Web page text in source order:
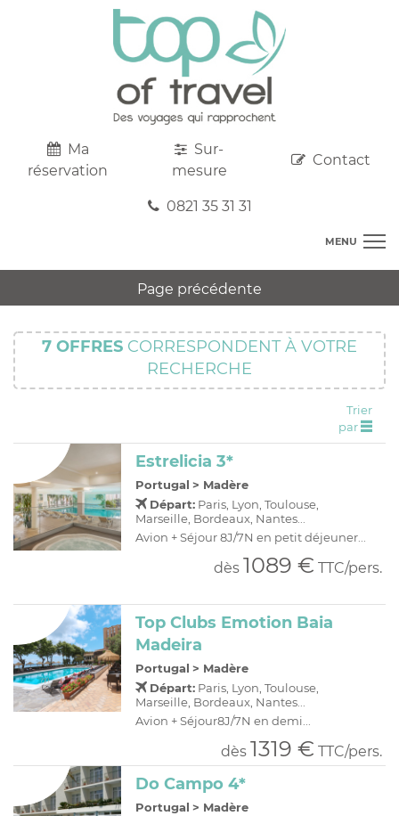
Ma
réservation
Sur-
mesure
Contact
0821 35 31 31
MENU
DESTINATIONS
AU DEPART DE CHEZ VOUS
SEJOURS
CIRCUITS
Page précédente
7 OFFRES CORRESPONDENT À VOTRE
RECHERCHE
Trier
par
Estrelicia 3*
Portugal > Madère
Départ: Paris, Lyon, Toulouse,
Marseille, Bordeaux, Nantes...
Avion + Séjour 8J/7N en petit déjeuner...
dès 1089 € TTC/pers.
Top Clubs Emotion Baia
Madeira
Portugal > Madère
Départ: Paris, Lyon, Toulouse,
Marseille, Bordeaux, Nantes...
Avion + Séjour8J/7N en demi...
dès 1319 € TTC/pers.
Do Campo 4*
Portugal > Madère